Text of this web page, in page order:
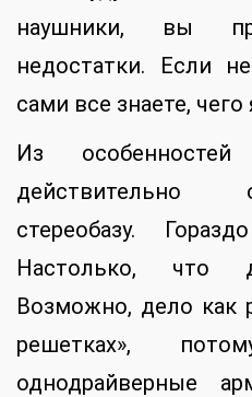
наушники, вы
недостатки. Если
сами все знаете, чего
Из
стереобазу.
Настолько, что
Возможно, дело как
решетках»,
однодрайверные